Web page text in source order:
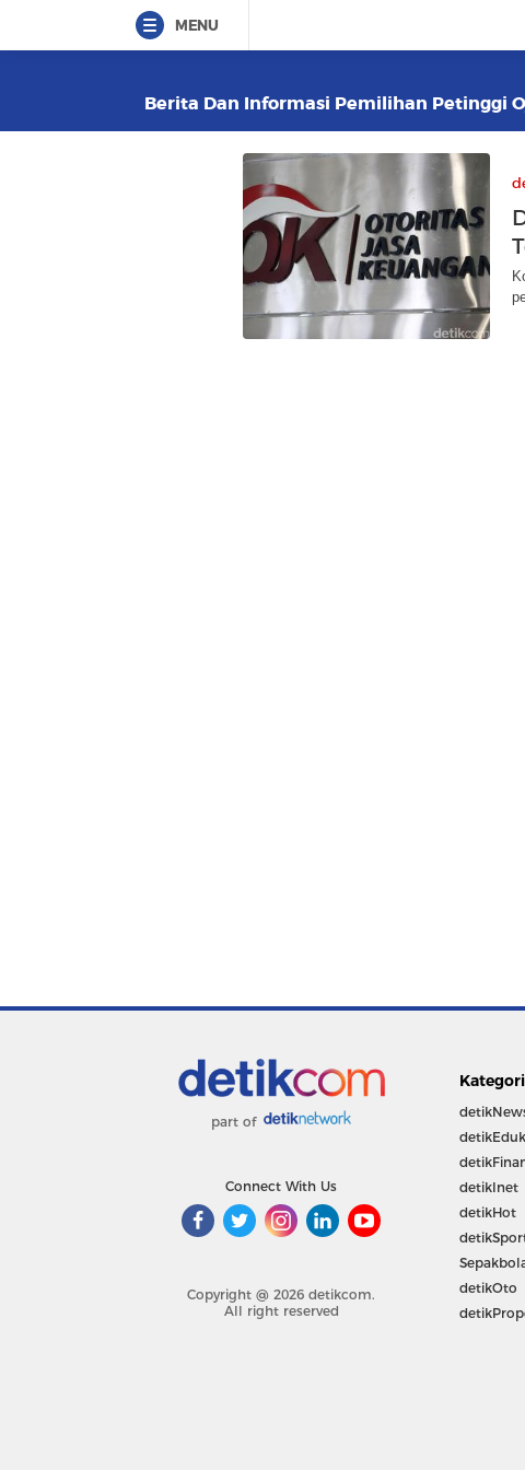
MENU
Berita Dan Informasi Pemilihan Petinggi
part of
Connect With Us
Copyright @ 2026 detikcom.
All right reserved
Kategori
detikInet
detikHot
detikOto